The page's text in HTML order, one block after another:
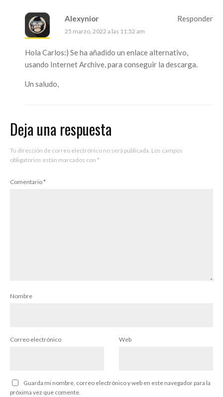
Alexynior
25 marzo, 2022 a las 11:52 am
Hola Carlos:) Se ha añadido un enlace alternativo,
usando Internet Archive, para conseguir la descarga.
Un saludo,
Responder
Deja una respuesta
Tu dirección de correo electrónico no será publicada. Los campos
obligatorios están marcados con *
Comentario*
Nombre
Correo electrónico Web
Guarda mi nombre, correo electrónico y web en este navegador para la
próxima vez que comente.